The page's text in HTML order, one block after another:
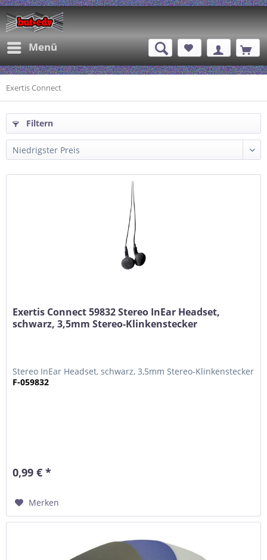
Menü
Exertis Connect
Filtern
Exertis Connect 59832 Stereo InEar Headset,
schwarz, 3,5mm Stereo-Klinkenstecker
Stereo InEar Headset, schwarz, 3,5mm Stereo-Klinkenstecker
F-059832
0,99 € *
Merken